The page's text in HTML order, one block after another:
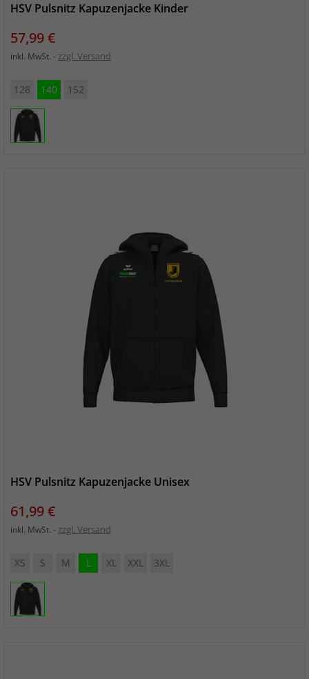
HSV Pulsnitz Kapuzenjacke Kinder
Preis
57,99 €
inkl. MwSt. zzgl. Versand
128 140 152
HSV Pulsnitz Kapuzenjacke Unisex
Preis
61,99 €
inkl. MwSt. zzgl. Versand
XS S M L XL XXL 3XL